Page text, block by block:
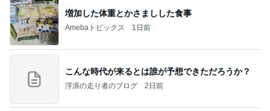
増加した体重とかさましした食事
Amebaトピックス 1日前
こんな時代が来るとは誰が予想できただろうか？
浮浪の走り者のブログ 2日前